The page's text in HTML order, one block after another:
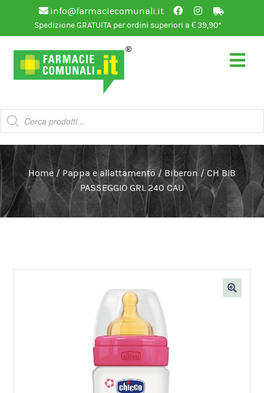
info@farmaciecomunali.it
Spedizione GRATUITA per ordini superiori a € 39,90*
Vai
alla
navigazione
Vai
al
contenuto
Products
search
Home / Pappa e allattamento /Biberon /CH BIB
PASSEGGIO GRL 240 CAU